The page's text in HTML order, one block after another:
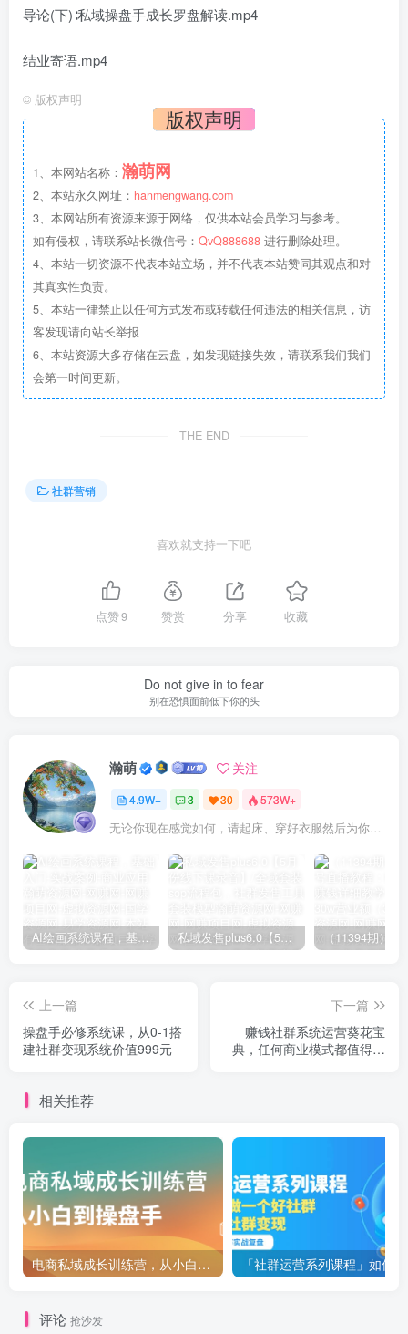
导论(下)∶私域操盘手成长罗盘解读.mp4
结业寄语.mp4
© 版权声明
版权声明
1、本网站名称： 瀚萌网
2、本站永久网址： hanmengwang.com
3、本网站所有资源来源于网络，仅供本站会员学习与参考。
如有侵权，请联系站长微信号： QvQ888688 进行删除处理。
4、本站一切资源不代表本站立场，并不代表本站赞同其观点和对
其真实性负责。
5、本站一律禁止以任何方式发布或转载任何违法的相关信息，访
客发现请向站长举报
6、本站资源大多存储在云盘，如发现链接失效，请联系我们我们
会第一时间更新。
THE END
社群营销
喜欢就支持一下吧
点赞9 赞赏 分享 收藏
Do not give in to fear
别在恐惧面前低下你的头
瀚萌 关注
4.9W+ 3 30 573W+
无论你现在感觉如何，请起床、穿好衣服然后为你的梦想而奋斗
AI绘画系统课程，基础入门-实战案例-商业应用 私域发售plus6.0【5月份线下课录音】/全域套装sop流程包，社群发售工具套装模型
上一篇
操盘手必修系统课，从0-1搭
建社群变现系统价值999元
下一篇
赚钱社群系统运营葵花宝
典，任何商业模式都值得用
相关推荐
电商私域成长训练营，从小白到操盘手
评论 抢沙发